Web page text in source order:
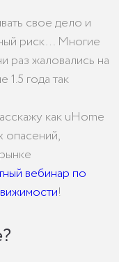
свое дело и
риск… Многие
раз жаловались на
1.5 года так
как uHome
опасений,
вебинар по
!